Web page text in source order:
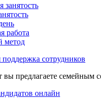
занятость
работа
метод
сотрудников
вы предлагаете семейным
онлайн